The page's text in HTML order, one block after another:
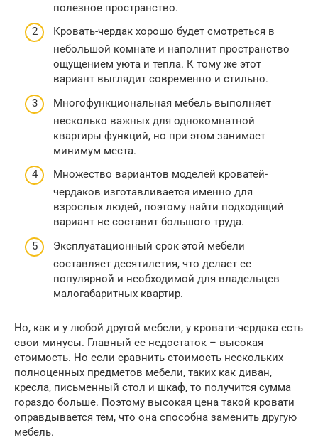
полезное пространство.
Кровать-чердак хорошо будет смотреться в
небольшой комнате и наполнит пространство
ощущением уюта и тепла. К тому же этот
вариант выглядит современно и стильно.
Многофункциональная мебель выполняет
несколько важных для однокомнатной
квартиры функций, но при этом занимает
минимум места.
Множество вариантов моделей кроватей-
чердаков изготавливается именно для
взрослых людей, поэтому найти подходящий
вариант не составит большого труда.
Эксплуатационный срок этой мебели
составляет десятилетия, что делает ее
популярной и необходимой для владельцев
малогабаритных квартир.
Но, как и у любой другой мебели, у кровати-чердака есть
свои минусы. Главный ее недостаток – высокая
стоимость. Но если сравнить стоимость нескольких
полноценных предметов мебели, таких как диван,
кресла, письменный стол и шкаф, то получится сумма
гораздо больше. Поэтому высокая цена такой кровати
оправдывается тем, что она способна заменить другую
мебель.